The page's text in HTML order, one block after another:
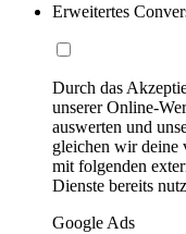
Erweitertes
Durch das
unserer Online-
auswerten und
gleichen wir deine
mit folgenden
Dienste bereits
Google Ads